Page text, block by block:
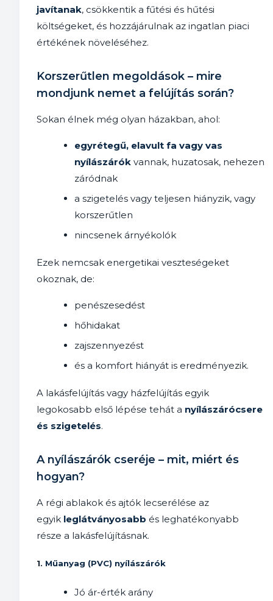
javítanak, csökkentik a fűtési és hűtési
költségeket, és hozzájárulnak az ingatlan piaci
értékének növeléséhez.
Korszerűtlen megoldások – mire
mondjunk nemet a felújítás során?
Sokan élnek még olyan házakban, ahol:
egyrétegű, elavult fa vagy vas
nyílászárók vannak, huzatosak, nehezen
záródnak
a szigetelés vagy teljesen hiányzik, vagy
korszerűtlen
nincsenek árnyékolók
Ezek nemcsak energetikai veszteségeket
okoznak, de:
penészesedést
hőhidakat
zajszennyezést
és a komfort hiányát is eredményezik.
A lakásfelújítás vagy házfelújítás egyik
legokosabb első lépése tehát a nyílászárócsere
és szigetelés.
A nyílászárók cseréje – mit, miért és
hogyan?
A régi ablakok és ajtók lecserélése az
egyik leglátványosabb és leghatékonyabb
része a lakásfelújításnak.
1. Műanyag (PVC) nyílászárók
Jó ár-érték arány